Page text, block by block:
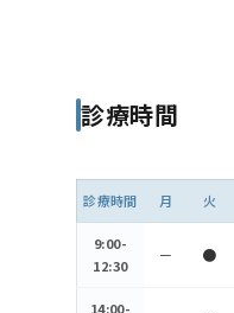
診療時間
診療時間 月 火
9:00-
12:30
－ ●
14:00-